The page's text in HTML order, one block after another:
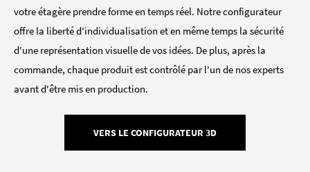
votre étagère prendre forme en temps réel. Notre configurateur
offre la liberté d'individualisation et en même temps la sécurité
d'une représentation visuelle de vos idées. De plus, après la
commande, chaque produit est contrôlé par l'un de nos experts
avant d'être mis en production.
VERS LE CONFIGURATEUR 3D